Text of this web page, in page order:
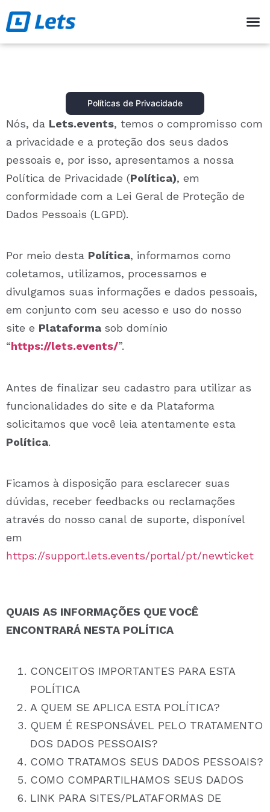
Políticas de Privacidade
Nós, da Lets.events, temos o compromisso com
a privacidade e a proteção dos seus dados
pessoais e, por isso, apresentamos a nossa
Política de Privacidade (Política), em
conformidade com a Lei Geral de Proteção de
Dados Pessoais (LGPD).
Por meio desta Política, informamos como
coletamos, utilizamos, processamos e
divulgamos suas informações e dados pessoais,
em conjunto com seu acesso e uso do nosso
site e Plataforma sob domínio
“https://lets.events/”.
Antes de finalizar seu cadastro para utilizar as
funcionalidades do site e da Plataforma
solicitamos que você leia atentamente esta
Política.
Ficamos à disposição para esclarecer suas
dúvidas, receber feedbacks ou reclamações
através do nosso canal de suporte, disponível
em
https://support.lets.events/portal/pt/newticket
QUAIS AS INFORMAÇÕES QUE VOCÊ
ENCONTRARÁ NESTA POLÍTICA
CONCEITOS IMPORTANTES PARA ESTA
POLÍTICA
A QUEM SE APLICA ESTA POLÍTICA?
QUEM É RESPONSÁVEL PELO TRATAMENTO
DOS DADOS PESSOAIS?
COMO TRATAMOS SEUS DADOS PESSOAIS?
COMO COMPARTILHAMOS SEUS DADOS
LINK PARA SITES/PLATAFORMAS DE